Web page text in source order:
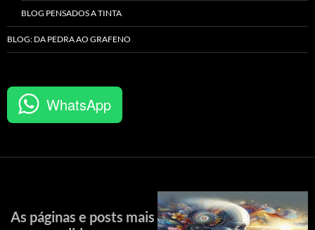
BLOG PENSADOS A TINTA
BLOG: DA PEDRA AO GRAFENO
WhatsApp
As páginas e posts mais